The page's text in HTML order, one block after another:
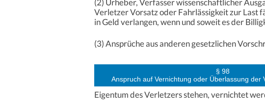
(2) Urheber, Verfasser wissenschaftlicher
Verletzer Vorsatz oder Fahrlässigkeit zur Last
in Geld verlangen, wenn und soweit es der
(3) Ansprüche aus anderen gesetzlichen
§ 98
Anspruch auf Vernichtung oder Überlassung der
Eigentum des Verletzers stehen, vernichtet